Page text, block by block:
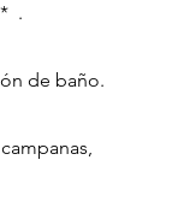
.
de baño.